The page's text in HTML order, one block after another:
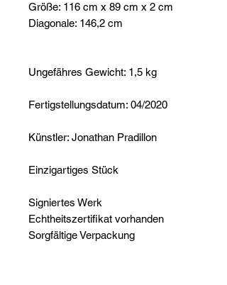
Größe: 116 cm x 89 cm x 2 cm
Diagonale: 146,2 cm
Ungefähres Gewicht: 1,5 kg
Fertigstellungsdatum: 04/2020
Künstler: Jonathan Pradillon
Einzigartiges Stück
Signiertes Werk
Echtheitszertifikat vorhanden
Sorgfältige Verpackung